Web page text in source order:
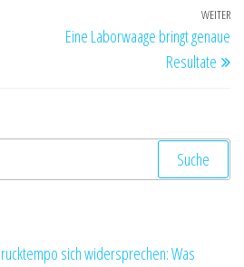
WEITER
Eine Laborwaage bringt genaue
Resultate
sich widersprechen: Was